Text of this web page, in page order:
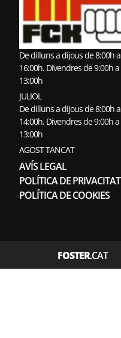
De dilluns a dijous de 8:00h a
16:00h. Divendres de 9:00h a
13:00h
JULIOL
De dilluns a dijous de 8:00h a
14:00h. Divendres de 9:00h a
13:00h
AGOST TANCAT
AVÍS LEGAL
POLÍTICA DE PRIVACITAT
POLÍTICA DE COOKIES
FOSTER.CAT